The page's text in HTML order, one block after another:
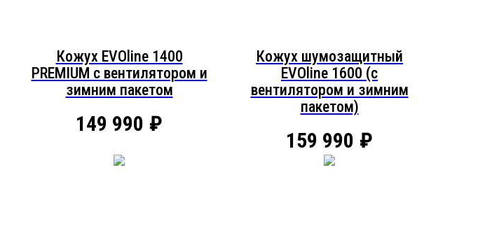
Кожух EVOline 1400
PREMIUM c вентилятором и
зимним пакетом
149 990 ₽
Кожух шумозащитный
EVOline 1600 (c
вентилятором и зимним
пакетом)
159 990 ₽